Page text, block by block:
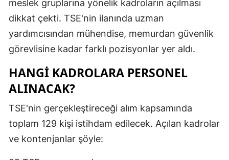
meslek gruplarına yönelik kadroların açılması
dikkat çekti. TSE'nin ilanında uzman
yardımcısından mühendise, memurdan güvenlik
görevlisine kadar farklı pozisyonlar yer aldı.
HANGİ KADROLARA PERSONEL
ALINACAK?
TSE'nin gerçekleştireceği alım kapsamında
toplam 129 kişi istihdam edilecek. Açılan kadrolar
ve kontenjanlar şöyle: